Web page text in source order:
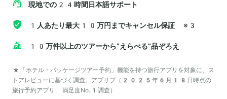
現地での24時間日本語サポート
1人あたり最大10万円までキャンセル保証 ※3
10万件以上のツアーから“えらべる”品ぞろえ
*「ホテル・パッケージツアー予約」機能を持つ旅行アプリを対象に、ス
トアレビューに基づく調査。アプリブ（2025年6月18日時点の
旅行予約アプリ 満足度No.1調査）